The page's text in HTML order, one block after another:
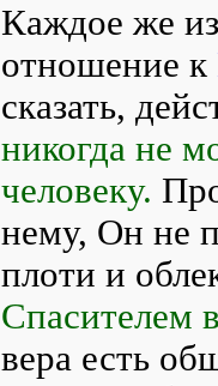
Каждое же
отношение к
сказать,
никогда не
человеку.
нему, Он не
плоти и
Спасителем
вера есть